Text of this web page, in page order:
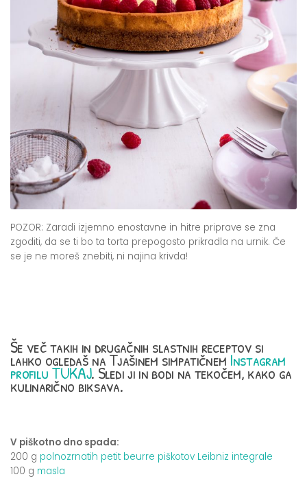
POZOR: Zaradi izjemno enostavne in hitre priprave se zna
zgoditi, da se ti bo ta torta prepogosto prikradla na urnik. Če
se je ne moreš znebiti, ni najina krivda!
Še več takih in drugačnih slastnih receptov si
lahko ogledaš na Tjašinem simpatičnemInstagram
profilu TUKAJ. Sledi ji in bodi na tekočem, kako ga
kulinarično biksava.
V piškotno dno spada:
200 g polnozrnatih petit beurre piškotov Leibniz integrale
100 g masla